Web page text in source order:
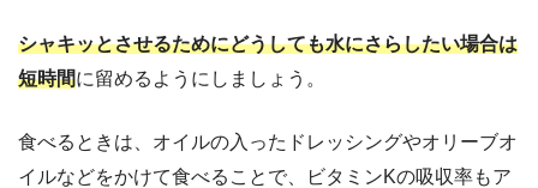
シャキッとさせるためにどうしても水にさらしたい場合は
短時間に留めるようにしましょう。
食べるときは、オイルの入ったドレッシングやオリーブオ
イルなどをかけて食べることで、ビタミンKの吸収率もア